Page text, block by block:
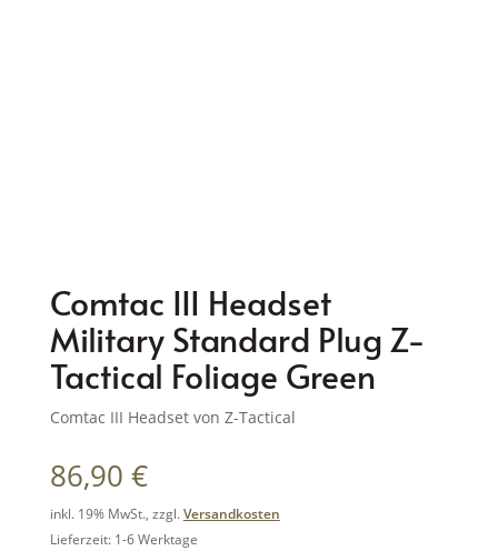
Comtac III Headset
Military Standard Plug Z-
Tactical Foliage Green
Comtac III Headset von Z-Tactical
86,90 €
inkl. 19% MwSt., zzgl.Versandkosten
Lieferzeit: 1-6 Werktage